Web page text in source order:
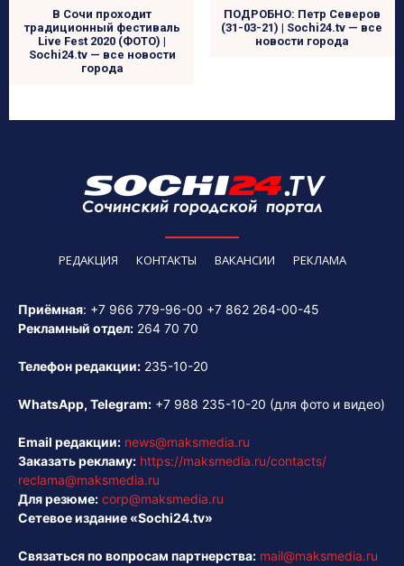
В Сочи проходит
традиционный фестиваль
Live Fest 2020 (ФОТО) |
Sochi24.tv — все новости
города
ПОДРОБНО: Петр Северов
(31-03-21) | Sochi24.tv — все
новости города
РЕДАКЦИЯ КОНТАКТЫ ВАКАНСИИ РЕКЛАМА
Приёмная: +7 966 779-96-00 +7 862 264-00-45
Рекламный отдел: 264 70 70
Телефон редакции: 235-10-20
WhatsApp, Telegram: +7 988 235-10-20 (для фото и видео)
Email редакции: news@maksmedia.ru
Заказать рекламу: https://maksmedia.ru/contacts/
reclama@maksmedia.ru
Для резюме: corp@maksmedia.ru
Сетевое издание «Sochi24.tv»
Связаться по вопросам партнерства: mail@maksmedia.ru